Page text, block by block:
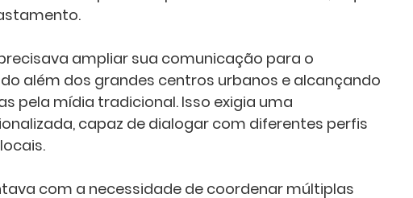
ampliar sua comunicação para o
além dos grandes centros urbanos e alcançando
pela mídia tradicional. Isso exigia uma
capaz de dialogar com diferentes perfis
com a necessidade de coordenar múltiplas